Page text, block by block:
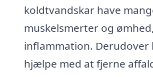
koldtvandskar have
muskelsmerter og
inflammation. Derudover
hjælpe med at fjerne